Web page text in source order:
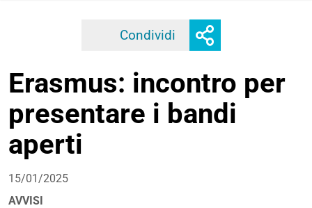
Condividi Facebook
opzioni
di
condivisione
Erasmus: incontro per
presentare i bandi
aperti
15/01/2025
AVVISI